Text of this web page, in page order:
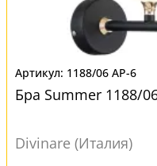
1188/06 AP-6
Бра Summer 1188/
Divinare (Италия)